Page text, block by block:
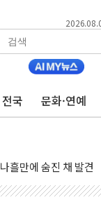
전국 문화·연예
약 부족 현실화
원 동해안 강한 비 어
수거차에 치여 사망
결혼 페널티' 22개
명 사망·1명 실종
흘만에 숨진 채 발견
들 체포